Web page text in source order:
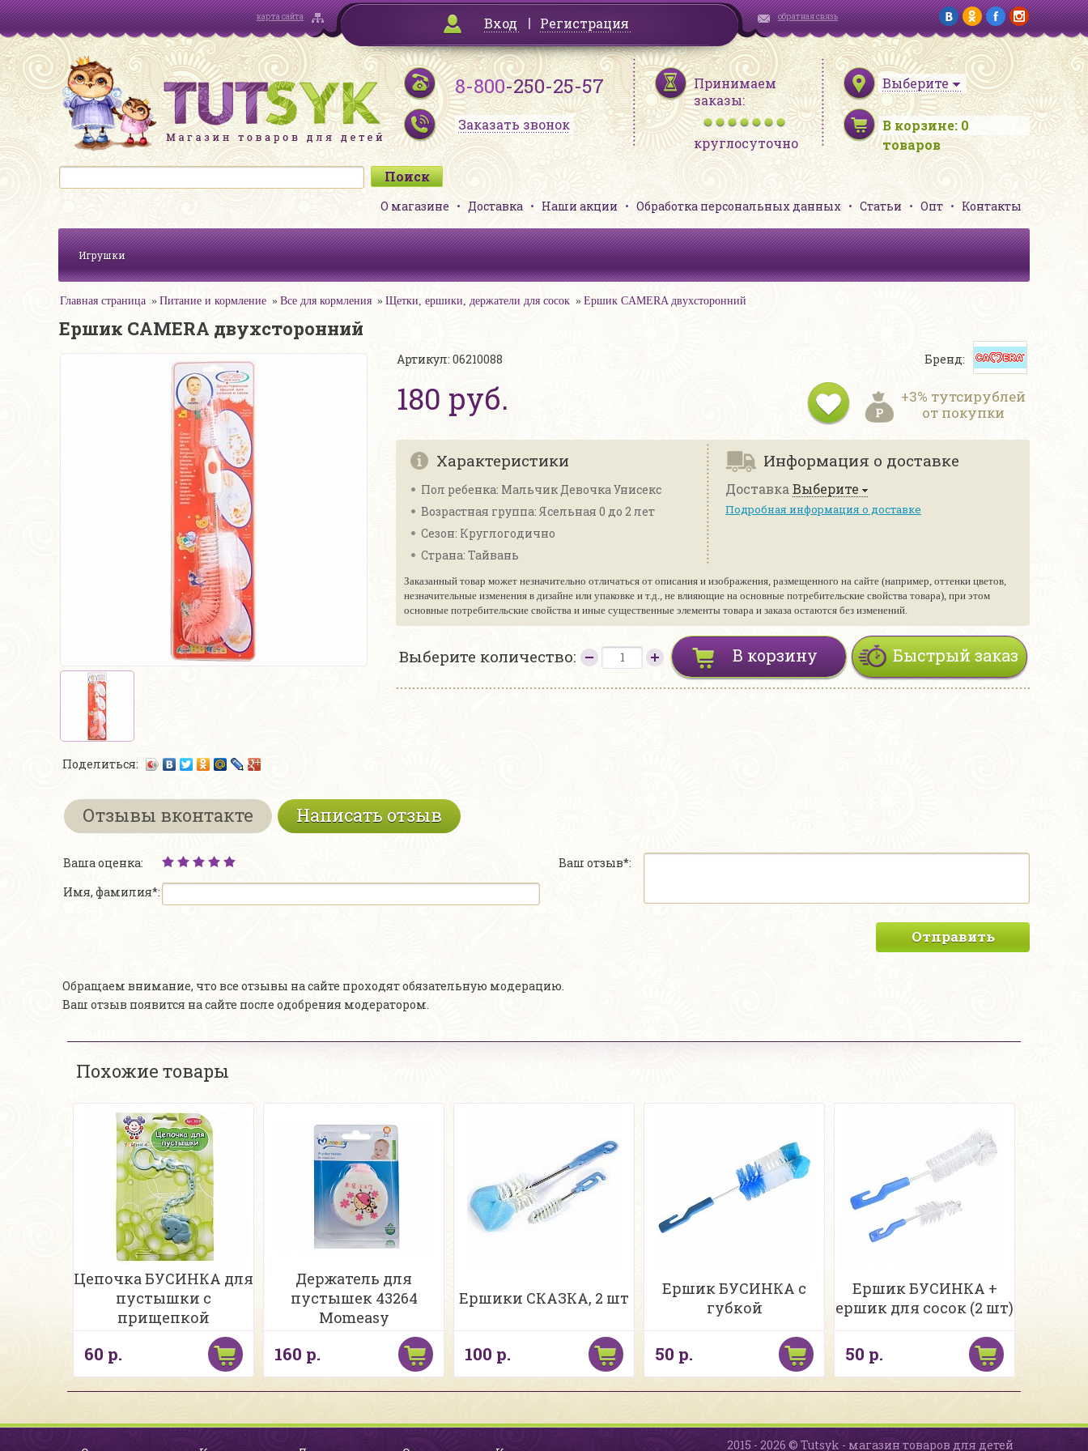
карта сайта Вход Регистрация обратная связь
8-800-250-25-57
Заказать звонок
Принимаем
заказы:
круглосуточно
Выберите
В корзине: 0
товаров
О магазине Доставка Наши акции Обработка персональных данных Статьи Опт Контакты
Игрушки
Главная страница Питание и кормление Все для кормления Щетки, ершики, держатели для сосок Ершик CAMERA двухсторонний
Ершик CAMERA двухсторонний
Поделиться:
Артикул: 06210088
180 руб.
Бренд:
+3% тутсирублей
от покупки
Характеристики
Пол ребенка: Мальчик Девочка Унисекс
Возрастная группа: Ясельная 0 до 2 лет
Сезон: Круглогодично
Страна: Тайвань
Информация о доставке
Доставка Выберите
Подробная информация о доставке
Заказанный товар может незначительно отличаться от описания и изображения, размещенного на сайте (например, оттенки цветов,
незначительные изменения в дизайне или упаковке и т.д., не влияющие на основные потребительские свойства товара), при этом
основные потребительские свойства и иные существенные элементы товара и заказа остаются без изменений.
Выберите количество: Быстрый заказ
В корзину
Отзывы вконтакте Написать отзыв
Ваша оценка:
Имя, фамилия*:
Ваш отзыв*:
Отправить
Обращаем внимание, что все отзывы на сайте проходят обязательную модерацию.
Ваш отзыв появится на сайте после одобрения модератором.
Похожие товары
Цепочка БУСИНКА для
пустышки с
прищепкой
60 р.
Держатель для
пустышек 43264
Momeasy
160 р.
Ершики СКАЗКА, 2 шт
100 р.
Ершик БУСИНКА с
губкой
50 р.
Ершик БУСИНКА +
ершик для сосок (2 шт)
50 р.
2015 - 2026 © Tutsyk - магазин товаров для детей